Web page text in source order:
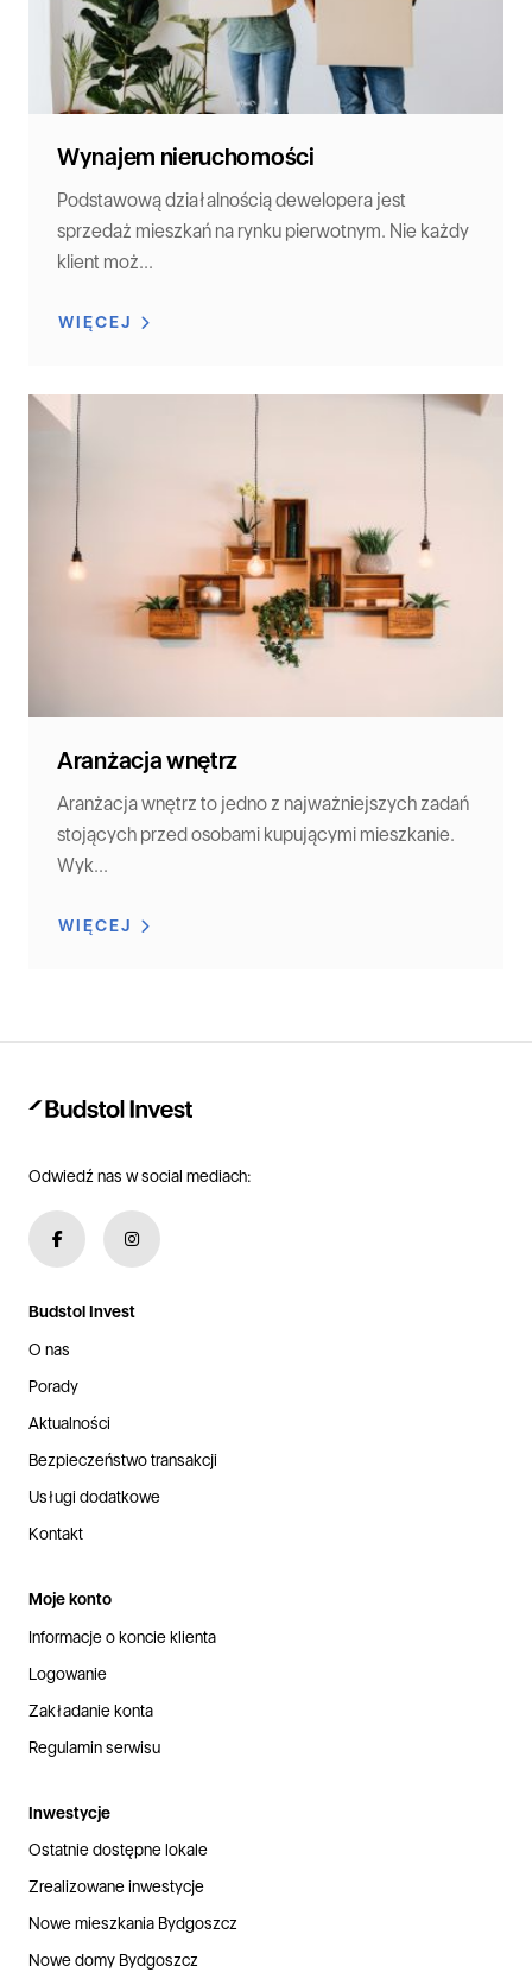
Wynajem nieruchomości
Podstawową działalnością dewelopera jest
sprzedaż mieszkań na rynku pierwotnym. Nie każdy
klient moż...
WIĘCEJ
Aranżacja wnętrz
Aranżacja wnętrz to jedno z najważniejszych zadań
stojących przed osobami kupującymi mieszkanie.
Wyk...
WIĘCEJ
Odwiedź nas w social mediach:
Budstol Invest
O nas
Porady
Aktualności
Bezpieczeństwo transakcji
Usługi dodatkowe
Kontakt
Moje konto
Informacje o koncie klienta
Logowanie
Zakładanie konta
Regulamin serwisu
Inwestycje
Ostatnie dostępne lokale
Zrealizowane inwestycje
Nowe mieszkania Bydgoszcz
Nowe domy Bydgoszcz